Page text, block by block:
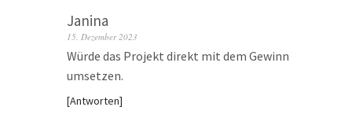
Janina
15. Dezember 2023
Würde das Projekt direkt mit dem Gewinn
umsetzen.
Antworten